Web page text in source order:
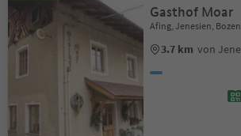
Gasthof Moar
Afing, Jenesien,
3.7 km von